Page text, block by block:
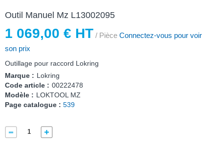
Outil Manuel Mz L13002095
1 069,00 € HT / Pièce Connectez-vous pour voir
son prix
Outillage pour raccord Lokring
Marque : Lokring
Code article : 00222478
Modèle : LOKTOOL MZ
Page catalogue : 539